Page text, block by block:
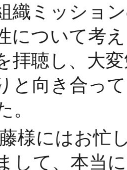
織ミッショ
について考
拝聴し、大
と向き合っ
。
様にはお忙
して、本当